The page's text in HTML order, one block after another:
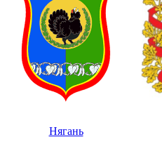
Нягань